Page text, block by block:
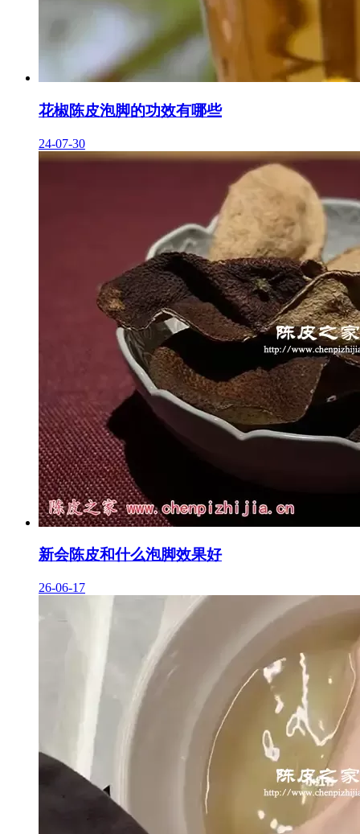
花椒陈皮泡脚的功效有哪些
24-07-30
新会陈皮和什么泡脚效果好
26-06-17